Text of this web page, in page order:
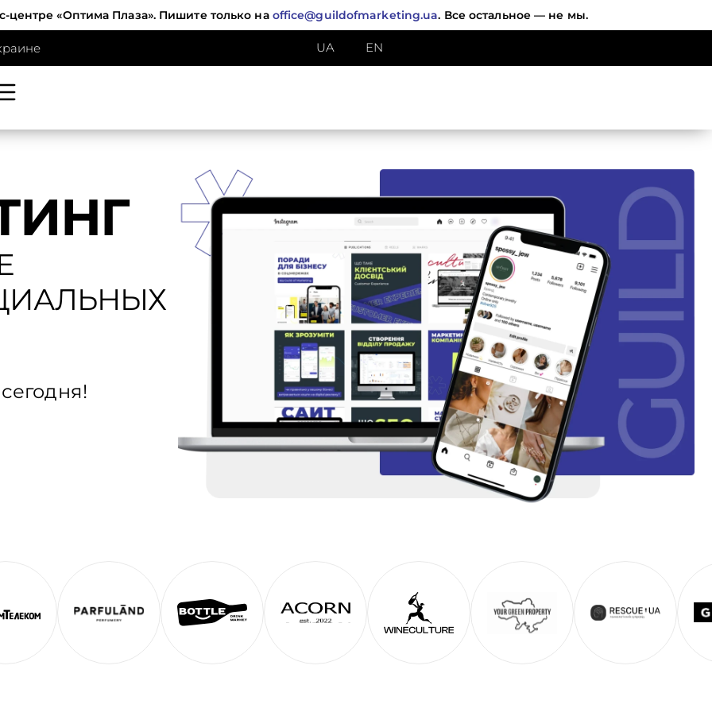
«Оптима Плаза». Пишите только на office@guildofmarketing.ua. Все остальное — не мы.
UA EN